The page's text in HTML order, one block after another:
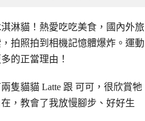
淋貓！ 熱愛吃吃美食，國內外旅
拍照拍到相機記憶體爆炸。運動
的正當理由！
隻貓貓 Latte 跟 可可，很欣賞牠
，教會了我放慢腳步、好好生